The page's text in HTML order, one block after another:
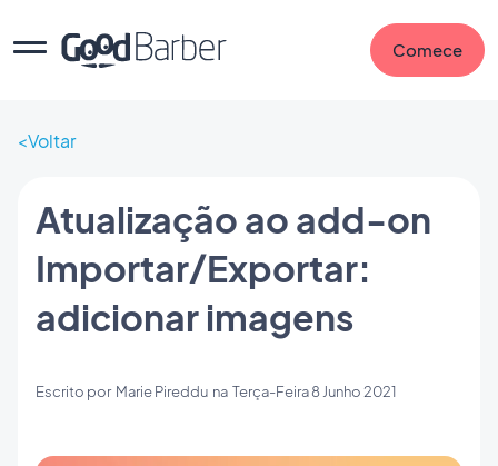
Comece
Voltar
Atualização ao add-on
Importar/Exportar:
adicionar imagens
Escrito por Marie Pireddu na Terça-Feira 8 Junho 2021